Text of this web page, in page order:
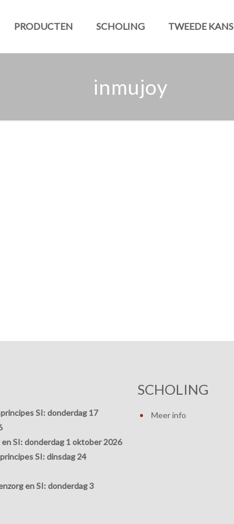
PRODUCTEN SCHOLING TWEEDE KANS
inmujoy
SI: donderdag 17
SI: donderdag 1 oktober 2026
SI: dinsdag 24
en SI: donderdag 3
SCHOLING
Meer info